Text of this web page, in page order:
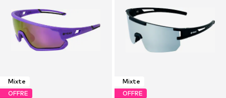
Mixte
OFFRE
Mixte
OFFRE